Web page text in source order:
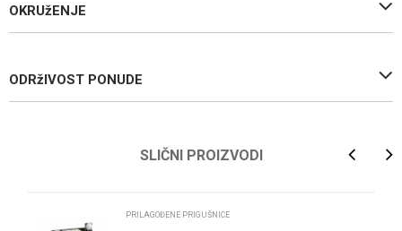
OKRUžENJE
ODRžIVOST PONUDE
SLIČNI PROIZVODI
PRILAGOĐENE PRIGUŠNICE